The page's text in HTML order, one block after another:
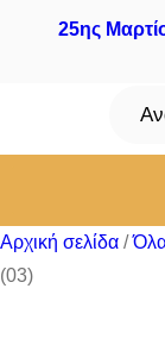
25ης
Αρχική σελίδα /
(03)